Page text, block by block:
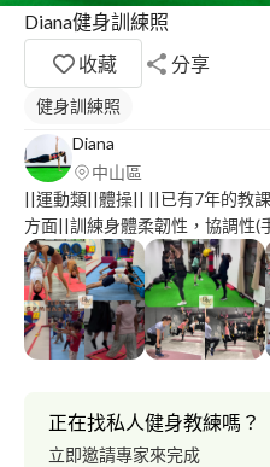
Diana健身訓練照
收藏
分享
健身訓練照
Diana
中山區
||運動類||體操|| ||已有7年的教
方面||訓練身體柔韌性，協調性(
練課程為身體協調性，平衡感，
翻滾動作
能性訓練 體態雕塑 肌力與體能
------------------- 經歷 前韻律體操選手 體操教練 (校隊/社團/俱樂部)
心 (健身教練) 團課老師 (肌力/
—————————————————————— 嬰幼兒
正在找私人健身教練嗎？
立即邀請專家來完成